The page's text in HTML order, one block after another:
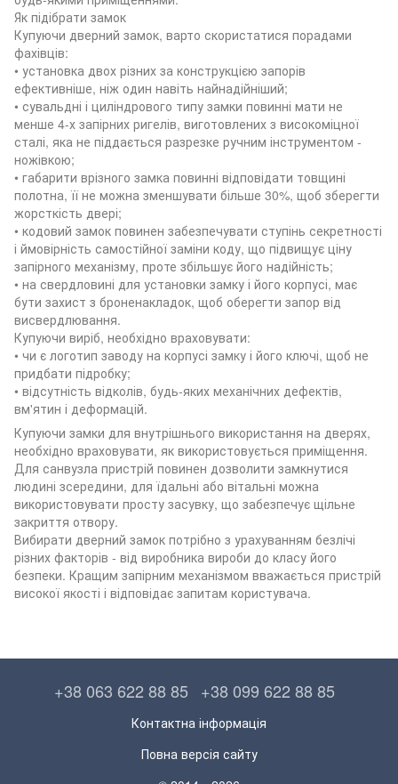
Як підібрати замок
Купуючи дверний замок, варто скористатися порадами
фахівців:
• установка двох різних за конструкцією запорів
ефективніше, ніж один навіть найнадійніший;
• сувальдні і циліндрового типу замки повинні мати не
менше 4-х запірних ригелів, виготовлених з високоміцної
сталі, яка не піддається разрезке ручним інструментом -
ножівкою;
• габарити врізного замка повинні відповідати товщині
полотна, її не можна зменшувати більше 30%, щоб зберегти
жорсткість двері;
• кодовий замок повинен забезпечувати ступінь секретності
і ймовірність самостійної заміни коду, що підвищує ціну
запірного механізму, проте збільшує його надійність;
• на свердловині для установки замку і його корпусі, має
бути захист з броненакладок, щоб оберегти запор від
висвердлювання.
Купуючи виріб, необхідно враховувати:
• чи є логотип заводу на корпусі замку і його ключі, щоб не
придбати підробку;
• відсутність відколів, будь-яких механічних дефектів,
вм'ятин і деформацій.
Купуючи замки для внутрішнього використання на дверях,
необхідно враховувати, як використовується приміщення.
Для санвузла пристрій повинен дозволити замкнутися
людині зсередини, для їдальні або вітальні можна
використовувати просту засувку, що забезпечує щільне
закриття отвору.
Вибирати дверний замок потрібно з урахуванням безлічі
різних факторів - від виробника вироби до класу його
безпеки. Кращим запірним механізмом вважається пристрій
високої якості і відповідає запитам користувача.
+38 063 622 88 85 +38 099 622 88 85
Контактна інформація
Повна версія сайту